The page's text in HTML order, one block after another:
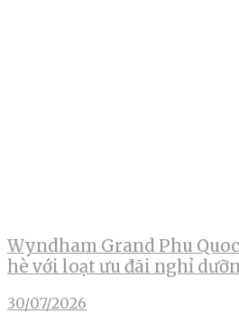
Wyndham Grand Phu
hè với loạt ưu đãi nghỉ
30/07/2026